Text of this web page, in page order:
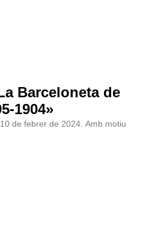
Barceloneta de
1904»
de febrer de 2024. Amb motiu